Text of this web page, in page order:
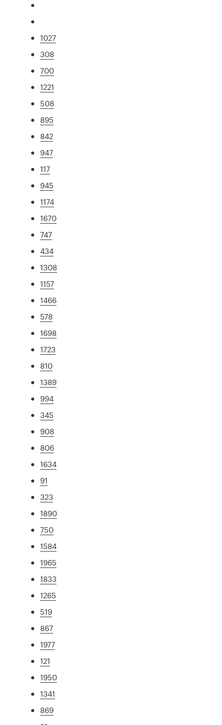
1027
308
700
1221
508
895
842
947
117
945
1174
1670
747
434
1308
1157
1466
578
1698
1723
810
1389
994
345
908
806
1634
91
323
1890
750
1584
1965
1833
1265
519
867
1977
121
1950
1341
869